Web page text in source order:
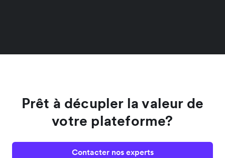
Prêt à décupler la valeur de
votre plateforme?
Contacter nos experts